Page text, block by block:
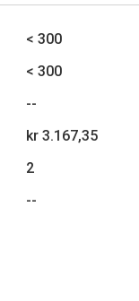
< 300
< 300
--
kr 3.167,35
2
--